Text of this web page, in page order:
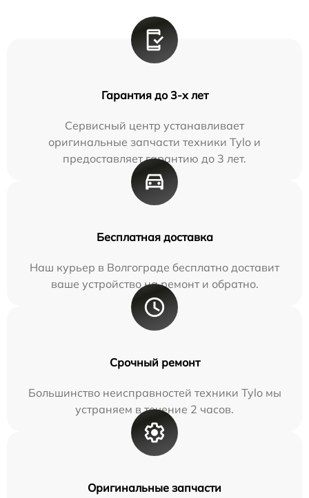
Гарантия до 3-х лет
Сервисный центр устанавливает
оригинальные запчасти техники Tylo и
предоставляет гарантию до 3 лет.
Бесплатная доставка
Наш курьер в Волгограде бесплатно доставит
ваше устройство на ремонт и обратно.
Срочный ремонт
Большинство неисправностей техники Tylo мы
устраняем в течение 2 часов.
Оригинальные запчасти